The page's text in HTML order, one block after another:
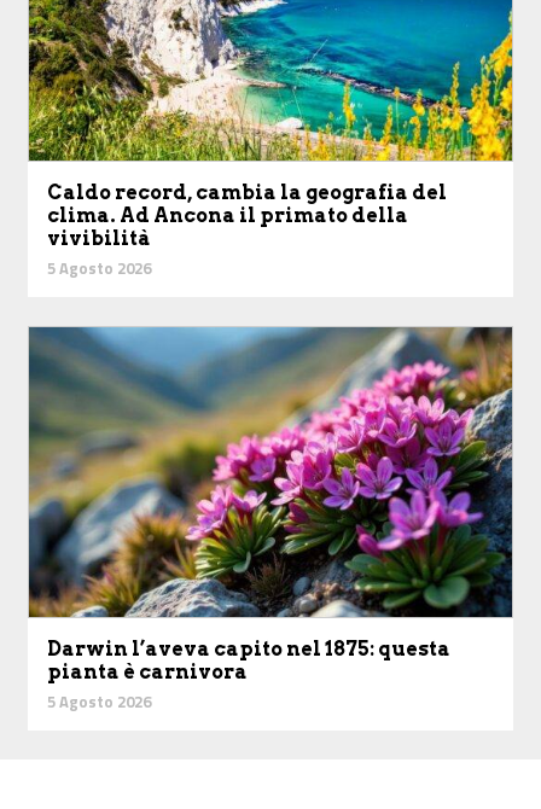
Caldo record, cambia la geografia del
clima. Ad Ancona il primato della
vivibilità
5 Agosto 2026
Darwin l’aveva capito nel 1875: questa
pianta è carnivora
5 Agosto 2026